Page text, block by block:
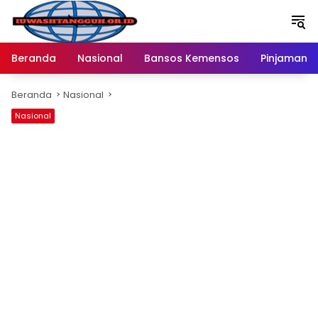
Langsung
konten
Beranda
Nasional Bansos Kemensos Pinjaman
Beranda Nasional
Nasional